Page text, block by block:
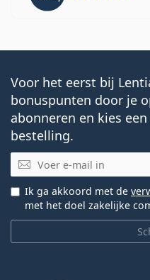
Voor het eerst bij
bonuspunten door je
abonneren en kies
bestelling.
E-mail
Ik ga akkoord met de
met het doel zakelijke